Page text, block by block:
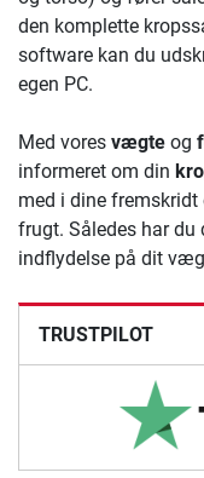
TRUSTPILOT
den komplette
software kan du
egen PC.
Med vores vægte og
informeret om din
med i dine
frugt. Således har
indflydelse på dit